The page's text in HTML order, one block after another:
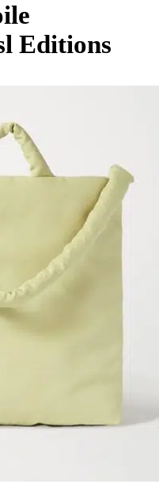
Editions